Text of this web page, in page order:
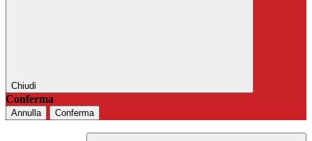
Chiudi
Conferma
Annulla Conferma